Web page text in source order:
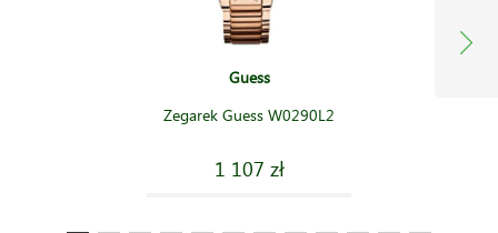
Guess
Zegarek Guess W0290L2
1 107 zł